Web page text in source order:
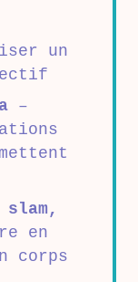
un
–
en
corps